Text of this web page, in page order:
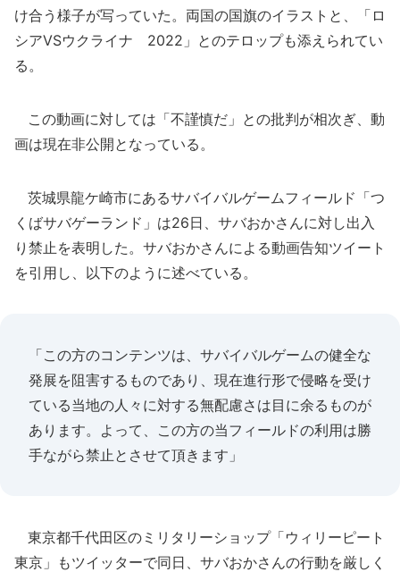
け合う様子が写っていた。両国の国旗のイラストと、「ロ
シアVSウクライナ 2022」とのテロップも添えられてい
る。
この動画に対しては「不謹慎だ」との批判が相次ぎ、動
画は現在非公開となっている。
茨城県龍ケ崎市にあるサバイバルゲームフィールド「つ
くばサバゲーランド」は26日、サバおかさんに対し出入
り禁止を表明した。サバおかさんによる動画告知ツイート
を引用し、以下のように述べている。
「この方のコンテンツは、サバイバルゲームの健全な
発展を阻害するものであり、現在進行形で侵略を受け
ている当地の人々に対する無配慮さは目に余るものが
あります。よって、この方の当フィールドの利用は勝
手ながら禁止とさせて頂きます」
東京都千代田区のミリタリーショップ「ウィリーピート
東京」もツイッターで同日、サバおかさんの行動を厳しく